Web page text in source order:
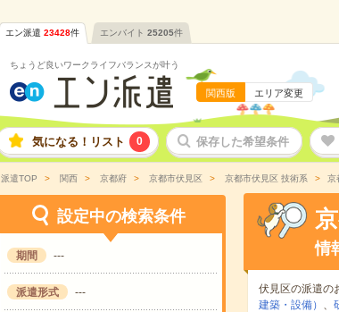
エン派遣 23428件 エンバイト 25205件
ちょうど良いワークライフバランスが叶う
関西版 エリア変更
気になる！リスト 0 保存した希望条件
派遣TOP 関西 京都府 京都市伏見区 京都市伏見区 技術系 京
設定中の検索条件
期間 ---
派遣形式 ---
情
伏見区の派遣の
建築・設備） 、